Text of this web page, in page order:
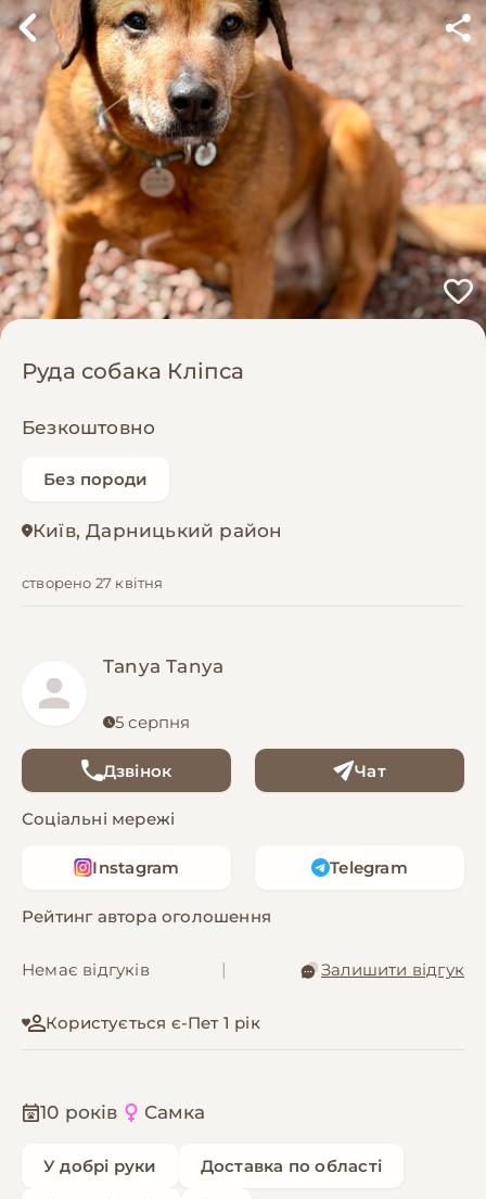
Руда собака Кліпса
Безкоштовно
Без породи
Київ, Дарницький район
створено 27 квітня
Tanya Tanya
5 серпня
Дзвінок Чат
Соціальні мережі
Instagram Telegram
Рейтинг автора оголошення
Немає відгуків Залишити відгук
Користується є-Пет 1 рік
10 років Самка
У добрі руки Доставка по області